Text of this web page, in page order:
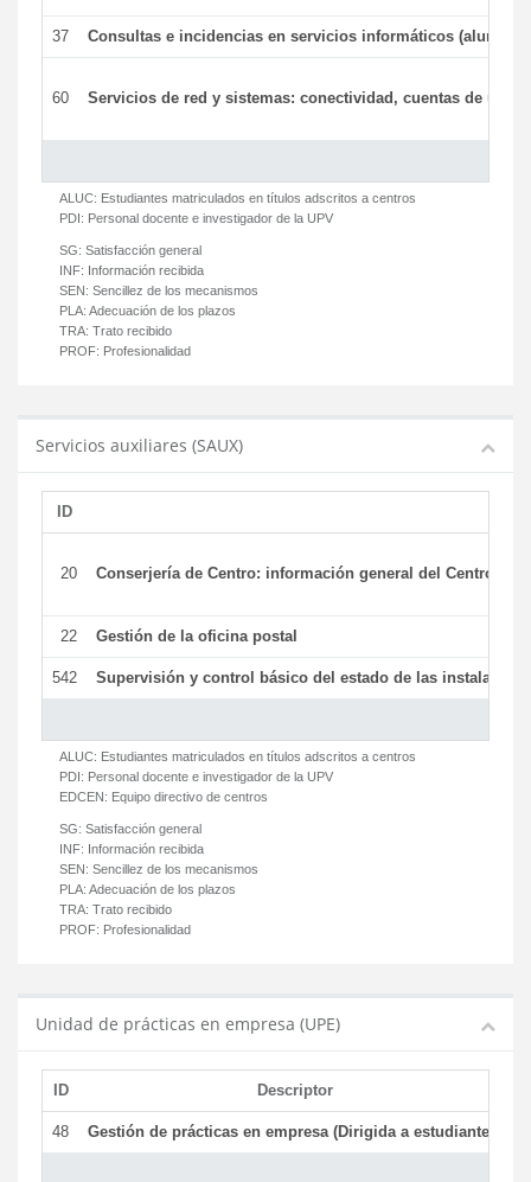
37 Consultas e incidencias en servicios informáticos (alumnos)
60 Servicios de red y sistemas: conectividad, cuentas de
ALUC: Estudiantes matriculados en títulos adscritos a centros
PDI: Personal docente e investigador de la UPV
SG: Satisfacción general
INF: Información recibida
SEN: Sencillez de los mecanismos
PLA: Adecuación de los plazos
TRA: Trato recibido
PROF: Profesionalidad
Servicios auxiliares (SAUX)
ID
20 Conserjería de Centro: información general del Centro y
22 Gestión de la oficina postal
542 Supervisión y control básico del estado de las
ALUC: Estudiantes matriculados en títulos adscritos a centros
PDI: Personal docente e investigador de la UPV
EDCEN: Equipo directivo de centros
SG: Satisfacción general
INF: Información recibida
SEN: Sencillez de los mecanismos
PLA: Adecuación de los plazos
TRA: Trato recibido
PROF: Profesionalidad
Unidad de prácticas en empresa (UPE)
ID Descriptor
48 Gestión de prácticas en empresa (Dirigida a estudiantes)